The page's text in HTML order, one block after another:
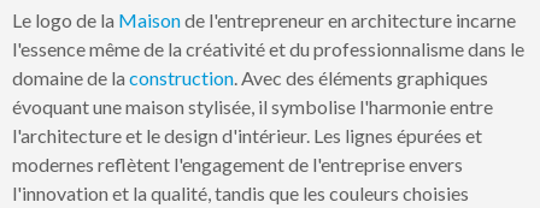
Le logo de la Maisonde l'entrepreneur en architecture incarne
l'essence même de la créativité et du professionnalisme dans le
domaine de la construction. Avec des éléments graphiques
évoquant une maison stylisée, il symbolise l'harmonie entre
l'architecture et le design d'intérieur. Les lignes épurées et
modernes reflètent l'engagement de l'entreprise envers
l'innovation et la qualité, tandis que les couleurs choisies